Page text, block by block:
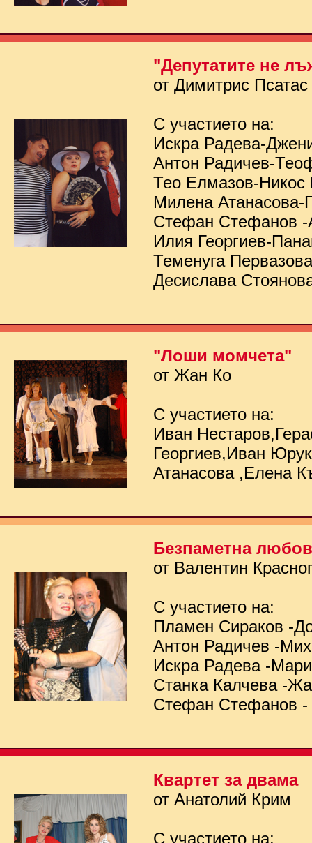
"Депутатите не
от Димитрис Псатас
С участието на:
Искра Радева-
Антон Радичев-
Тео Елмазов-Никос
Милена Атанасова-
Стефан Стефанов -
Илия Георгиев-
Теменуга
Десислава
"Лоши момчета"
от Жан Ко
С участието на:
Иван
Георгиев,Иван
Атанасова ,Елена
Безпаметна любов
от Валентин
С участието на:
Пламен Сираков -
Антон Радичев -
Искра Радева -
Станка Калчева -
Стефан Стефанов
Квартет за двама
от Анатолий Крим
С участието на: